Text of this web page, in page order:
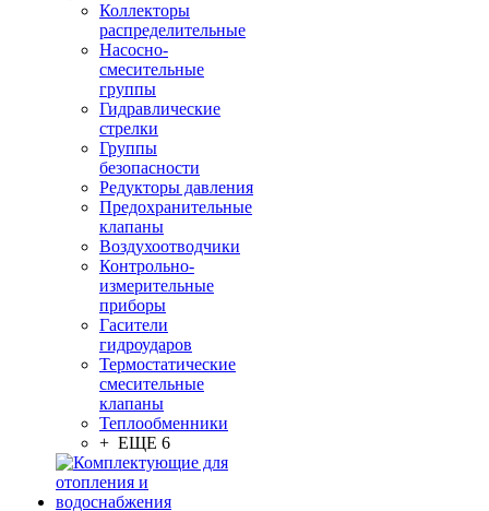
Коллекторы
распределительные
Насосно-
смесительные
группы
Гидравлические
стрелки
Группы
безопасности
Редукторы давления
Предохранительные
клапаны
Воздухоотводчики
Контрольно-
измерительные
приборы
Гасители
гидроударов
Термостатические
смесительные
клапаны
Теплообменники
+ ЕЩЕ 6